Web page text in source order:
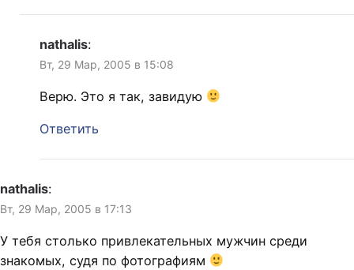
nathalis:
Вт, 29 Мар, 2005 в 15:08
Верю. Это я так, завидую
Ответить
nathalis:
Вт, 29 Мар, 2005 в 17:13
У тебя столько привлекательных мужчин среди
знакомых, судя по фотографиям